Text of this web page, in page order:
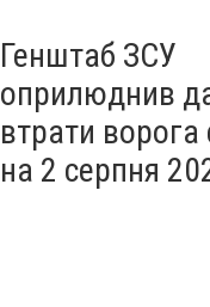
Генштаб ЗСУ
оприлюднив
втрати
на 2 серпня